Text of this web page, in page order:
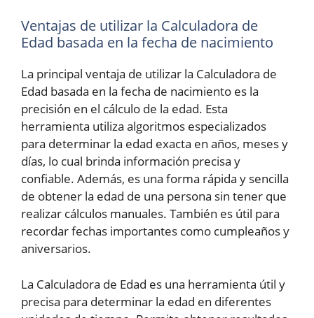
Ventajas de utilizar la Calculadora de
Edad basada en la fecha de nacimiento
La principal ventaja de utilizar la Calculadora de
Edad basada en la fecha de nacimiento es la
precisión en el cálculo de la edad. Esta
herramienta utiliza algoritmos especializados
para determinar la edad exacta en años, meses y
días, lo cual brinda información precisa y
confiable. Además, es una forma rápida y sencilla
de obtener la edad de una persona sin tener que
realizar cálculos manuales. También es útil para
recordar fechas importantes como cumpleaños y
aniversarios.
La Calculadora de Edad es una herramienta útil y
precisa para determinar la edad en diferentes